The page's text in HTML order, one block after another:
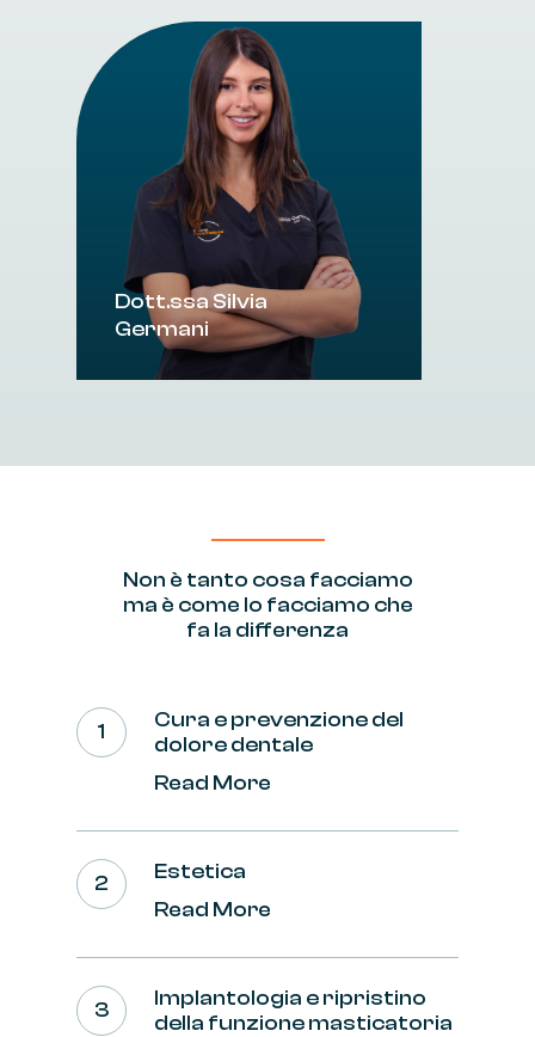
Dott.ssaSilvia
Germani
Non è tanto cosa facciamo
ma è come lo facciamo che
fa la differenza
Cura e prevenzione del
dolore dentale
Read More
Estetica
Read More
Implantologia e ripristino
della funzione masticatoria